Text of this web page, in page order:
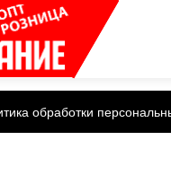
обработки